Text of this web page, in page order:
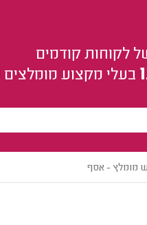
לקוחות קודמים
בעלי מקצוע מומלצים
מומלץ - אסף